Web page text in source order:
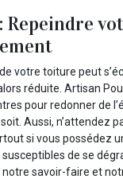
Repeindre
votre toiture peut
réduite. Artisan
pour redonner de
Aussi, n’attendez
si vous possédez
de se
savoir-faire et